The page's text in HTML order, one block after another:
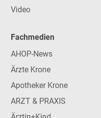
Video
Fachmedien
AHOP-News
Ärzte Krone
Apotheker Krone
ARZT & PRAXIS